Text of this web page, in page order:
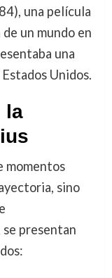
una película
un mundo en
una
Unidos.
la
momentos
sino
presentan